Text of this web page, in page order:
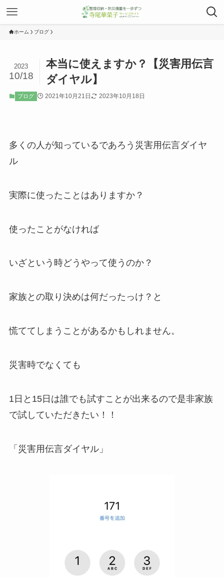
ホーム ブログ
本当に使えますか？【災害用伝言
ダイヤル】
2023
10/18
ブログ 2021年10月21日 2023年10月18日
多くの人が知っているであろう災害用伝言ダイヤ
ル
実際に使ったことはありますか？
使ったことがなければ
いざという時どうやって使うのか？
家族との取り決めは何だったっけ？と
慌ててしまうことがあるかもしれません。
災害時でなくても
1日と15日は誰でも試すことが出来るので是非家族
で試していただきたい！！
「災害用伝言ダイヤル」